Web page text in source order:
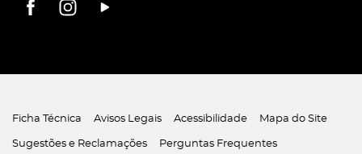
Ficha Técnica Avisos Legais Acessibilidade Mapa do Site
Sugestões e Reclamações Perguntas Frequentes